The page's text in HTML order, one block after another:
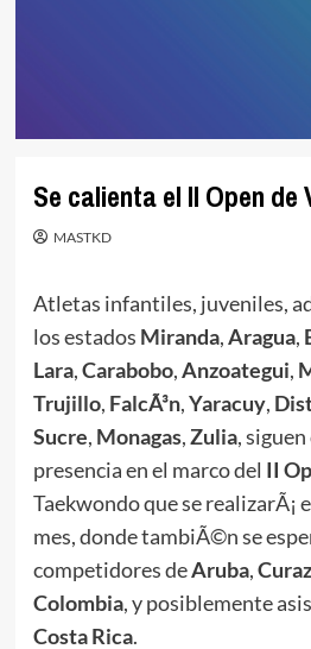
Se calienta el II Open de
MASTKD
Atletas infantiles, juveniles,
los estados Miranda,Aragua,
Lara,Carabobo,Anzoategui,
Trujillo, FalcÃ³n,Yaracuy,
Sucre, Monagas,Zulia,
presencia en el marco del II
Taekwondo que se realizarÃ¡
mes, donde tambiÃ©n se
competidores deAruba,
Colombia, y posiblemente
Costa Rica.